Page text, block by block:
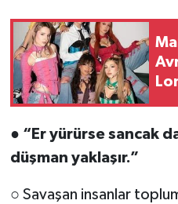
● “Er yürürse sancak
düşman yaklaşır.”
○ Savaşan insanlar